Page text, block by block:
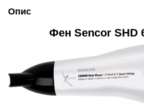
Опис
Фен Sencor SHD